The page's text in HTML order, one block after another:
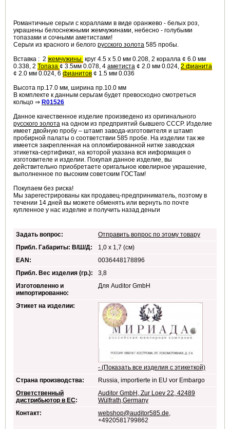
Романтичные серьги с кораллами в виде оранжево - белых роз,
украшены белоснежными жемчужинами, небесно - голубыми
топазами и сочными аметистами!
Серьги из красного и белого русского золота 585 пробы.
Вставка : 2 жемчужины круг 4.5 х 5.0 мм 0.208, 2 коралла ¢ 6.0 мм
0.338, 2 Топаза ¢ 3.5мм 0.078, 4 аметиста ¢ 2.0 мм 0.024, 2 фианита
¢ 2.0 мм 0.024, 6 фианитов ¢ 1.5 мм 0.036
Высота пр.17.0 мм, ширина пр.10.0 мм
В комплекте к данным серьгам будет превосходно смотреться
кольцо ⇒ R01526
Данное качественное изделие произведено из оригинального
русского золота на одном из предприятий бывшего СССР. Изделие
имеет двойную пробу – штамп завода-изготовителя и штамп
пробирной палаты о соответствии 585 пробе. На изделии так же
имеется закрепленная на опломбированной нитке заводская
этикетка-сертификат, на которой указана вся ииформация о
изготовителе и изделии. Покупая данное изделие, вы
действительно приобретаете оригальное ювелирное украшение,
выполненное по высоким советским ГОСТам!
Покупаем без риска!
Мы зарегестрированы как продавец-предприниматель, поэтому в
течении 14 дней вы можете обменять или вернуть по почте
купленное у нас изделие и получить назад деньги
Задать вопрос:
Отправить вопрос по этому товару
Прибл. Габариты: В/Ш/Д:
1,0 x 1,7 (см)
EAN:
0036448178896
Прибл. Вес изделия (гр.):
3,8
Изготовленно и
импортированно:
Для Auditor GmbH
Этикет на изделии:
- (Показать все изделия с этикеткой)
Страна производства:
Russia, importierte in EU vor Embargo
Ответственный
дистрибьютор в ЕС:
Auditor GmbH, Zur Loev 22, 42489
Wülfrath,Germany
Контакт:
webshop@auditor585.de,
+4920581799862